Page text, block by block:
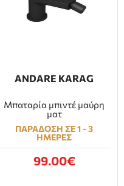
ANDARE KARAG
Μπαταρία μπιντέ μαύρη
ματ
ΠΑΡΑΔΟΣΗ ΣΕ 1 - 3
ΗΜΕΡΕΣ
99.00€